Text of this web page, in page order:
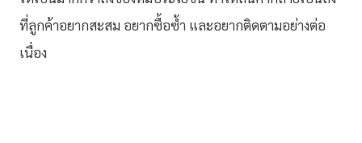
ที่ลูกค้าอยากสะสม อยากซื้อซ้ำ และอยากติดตามอย่างต่อ
เนื่อง